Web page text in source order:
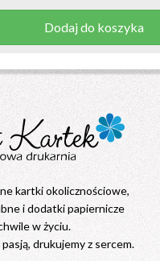
Dodaj do koszyka
kartki okolicznościowe,
i dodatki papiernicze
w życiu.
drukujemy z sercem.